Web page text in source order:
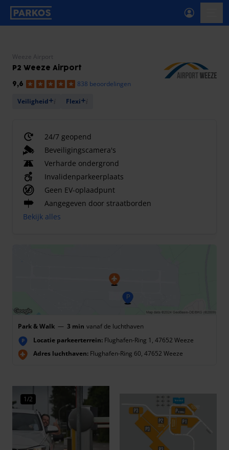
label-voor-primaire-navigatie
Weeze Airport
P2 Weeze Airport
9,6
838 beoordelingen
Veiligheid
Flexi
24/7 geopend
Beveiligingscamera's
Verharde ondergrond
Invalidenparkeerplaats
Geen EV-oplaadpunt
Aangegeven door straatborden
Bekijk alles
Park & Walk — 3 min vanaf de luchthaven
P Locatie parkeerterrein: Flughafen-Ring 1, 47652 Weeze
Adres luchthaven: Flughafen-Ring 60, 47652 Weeze
1/2